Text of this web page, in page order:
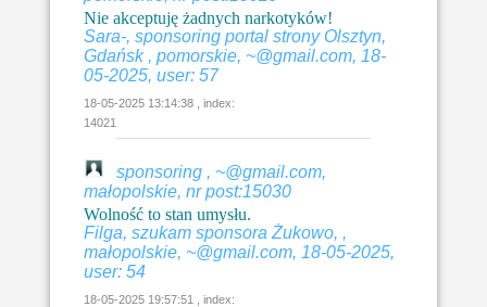
Nie akceptuję żadnych narkotyków!
Sara-, sponsoring portal strony Olsztyn,
Gdańsk , pomorskie, ~@gmail.com, 18-
05-2025, user: 57
18-05-2025 13:14:38 , index:
14021
sponsoring , ~@gmail.com,
małopolskie, nr post:15030
Wolność to stan umysłu.
Filga, szukam sponsora Żukowo, ,
małopolskie, ~@gmail.com, 18-05-2025,
user: 54
18-05-2025 19:57:51 , index: